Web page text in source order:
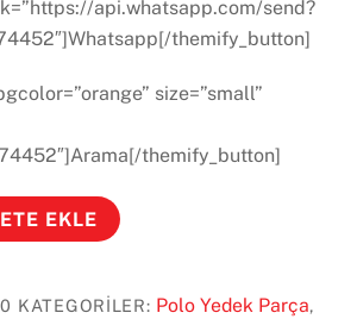
api.whatsapp.com/send?
themify_button]
size=”small”
themify_button]
EKLE
KATEGORILER: Polo Yedek Parça,